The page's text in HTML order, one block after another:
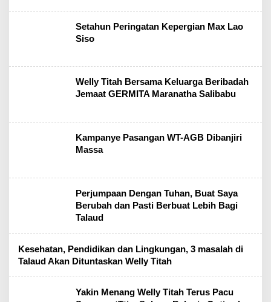
Setahun Peringatan Kepergian Max Lao
Siso
Welly Titah Bersama Keluarga Beribadah
Jemaat GERMITA Maranatha Salibabu
Kampanye Pasangan WT-AGB Dibanjiri
Massa
Perjumpaan Dengan Tuhan, Buat Saya
Berubah dan Pasti Berbuat Lebih Bagi
Talaud
Kesehatan, Pendidikan dan Lingkungan, 3 masalah di
Talaud Akan Dituntaskan Welly Titah
Yakin Menang Welly Titah Terus Pacu